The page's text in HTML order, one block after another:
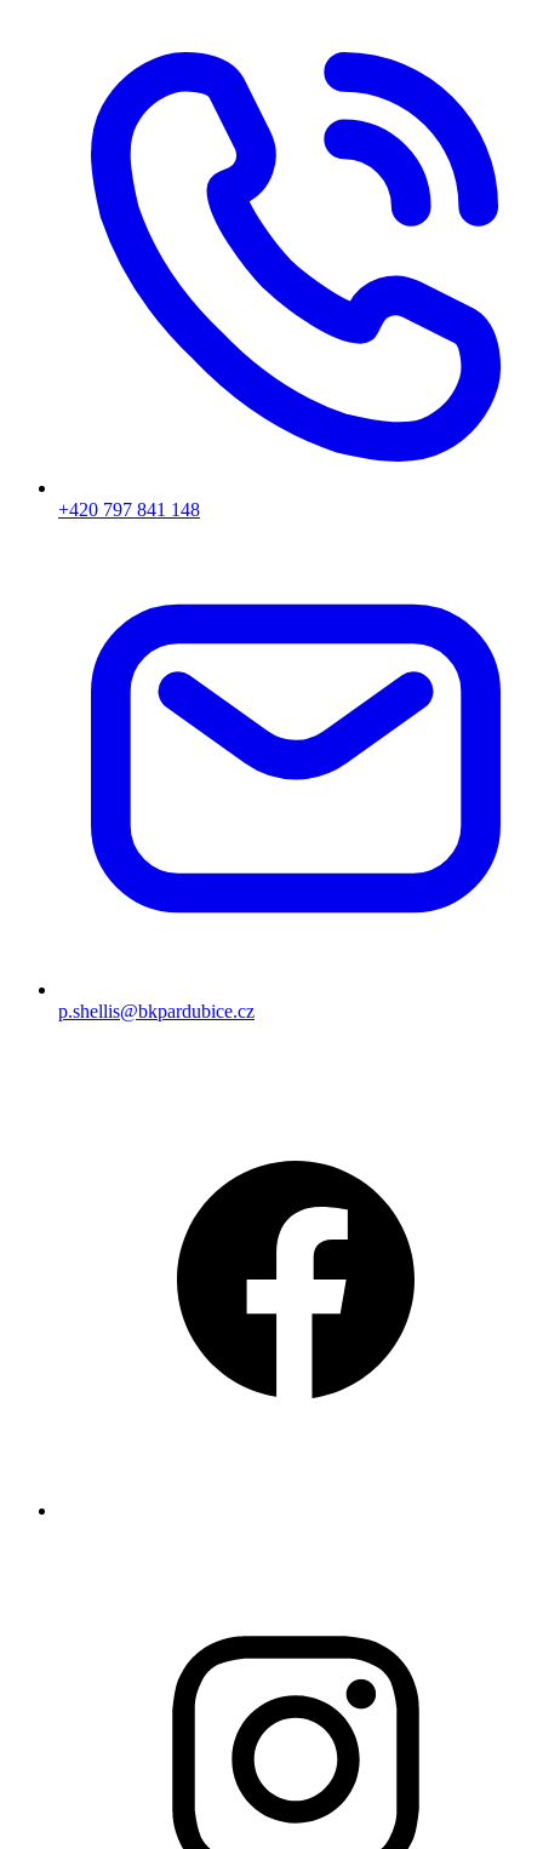
+420 797 841 148
p.shellis@bkpardubice.cz